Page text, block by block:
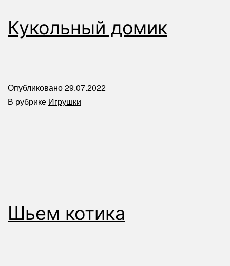
Кукольный домик
Опубликовано29.07.2022
В рубрике Игрушки
Шьем котика